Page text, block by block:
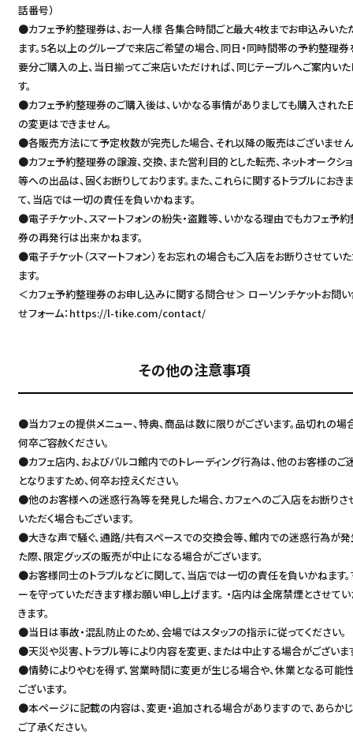
話番号）
●カフェ予約整理券は、お一人様 各集合時間ごと最大4枚までお申込みいた
ます。5名以上のグループで来店ご希望の場合、同日・同時間帯の予約整理券
要分ご購入の上、当日揃ってご来店いただければ、同じテーブルへご案内いた
す。
●カフェ予約整理券のご購入後は、いかなる事情がありましても購入された
の変更はできません。
●各販売方法にて予定枚数が完売した場合、それ以降の販売はございません
●カフェ予約整理券の譲渡、交換、また営利目的とした転売、ネットオークシ
等への出品は、固くお断りしております。また、これらに関するトラブルにおき
て、当店では一切の責任を負いかねます。
●電子チケット、スマートフォンの紛失・盗難等、いかなる理由でもカフェ予
券の再発行は出来かねます。
●電子チケット（スマートフォン）をお忘れの場合もご入店をお断りさせてい
ます。
＜カフェ予約整理券のお申し込みに関する問合せ＞ ローソンチケットお問
せフォーム： https://l-tike.com/contact/
その他の注意事項
●当カフェの提供メニュー、特典、商品は数に限りがございます。品切れの場
何卒ご容赦ください。
●カフェ店内、およびパルコ館内でのトレーディング行為は、他のお客様のご
となりますため、何卒お控えください。
●他のお客様への迷惑行為等を発見した場合、カフェへのご入店をお断りさ
いただく場合もございます。
●大きな声で騒ぐ、通路/共有スペースでの交換会等、館内での迷惑行為が発
た際、限定グッズの販売が中止になる場合がございます。
●お客様同士のトラブルなどに関して、当店では一切の責任を負いかねます
ーを守っていただきます様お願い申し上げます。 ・店内は全席禁煙とさせて
きます。
●当日は事故・混乱防止のため､会場ではスタッフの指示に従ってください。
●天災や災害、トラブル等により内容を変更、または中止する場合がございま
●情勢によりやむを得ず、営業時間に変更が生じる場合や、休業となる可能
ございます。
●本ページに記載の内容は、変更・追加される場合がありますので、あらか
ご了承ください。